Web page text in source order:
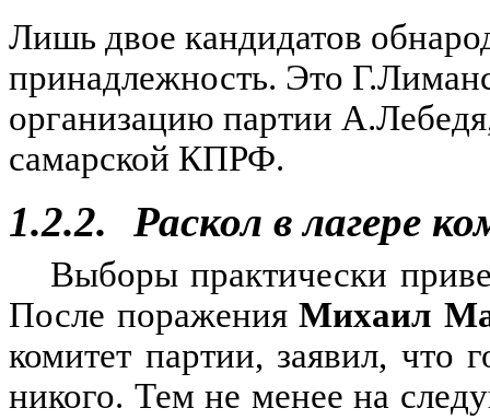
Лишь двое кандидатов
принадлежность. Это
организацию партии
самарской КПРФ.
1.2.2. Раскол в лагере
Выборы практически
После пораженияМихаил
комитет партии, заявил, что
никого. Тем не менее на